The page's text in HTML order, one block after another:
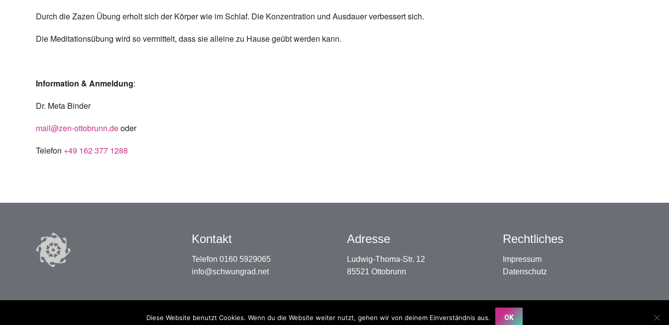
Durch die Zazen Übung erholt sich der Körper wie im Schlaf. Die Konzentration und Ausdauer verbessert sich.
Die Meditationsübung wird so vermittelt, dass sie alleine zu Hause geübt werden kann.
Information & Anmeldung:
Dr. Meta Binder
mail@zen-ottobrunn.deoder
Telefon +49 162 377 1288
Kontakt
Telefon 0160 5929065
info@schwungrad.net
Adresse
Ludwig-Thoma-Str. 12
85521 Ottobrunn
Rechtliches
Impressum
Datenschutz
Diese Website benutzt Cookies. Wenn du die Website weiter nutzt, gehen wir von deinem Einverständnis aus. OK